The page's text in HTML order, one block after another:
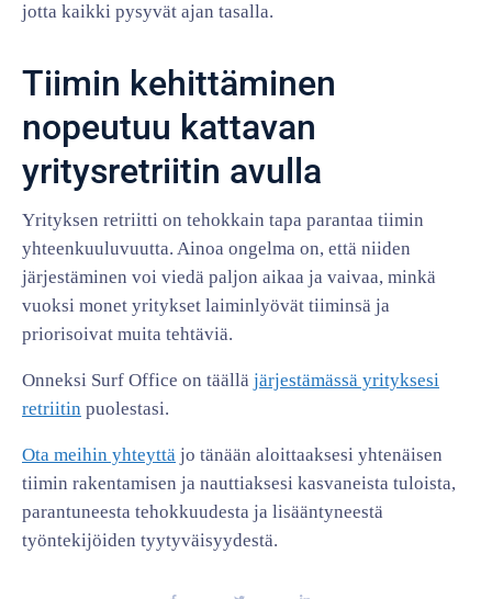
jotta kaikki pysyvät ajan tasalla.
Tiimin kehittäminen
nopeutuu kattavan
yritysretriitin avulla
Yrityksen retriitti on tehokkain tapa parantaa tiimin
yhteenkuuluvuutta. Ainoa ongelma on, että niiden
järjestäminen voi viedä paljon aikaa ja vaivaa, minkä
vuoksi monet yritykset laiminlyövät tiiminsä ja
priorisoivat muita tehtäviä.
Onneksi Surf Office on täällä järjestämässä yrityksesi
retriitin puolestasi.
Ota meihin yhteyttä jo tänään aloittaaksesi yhtenäisen
tiimin rakentamisen ja nauttiaksesi kasvaneista tuloista,
parantuneesta tehokkuudesta ja lisääntyneestä
työntekijöiden tyytyväisyydestä.